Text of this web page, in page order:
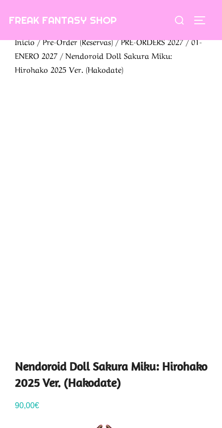
FREAK FANTASY SHOP Buscar:
Inicio/Pre-Order (Reservas)/PRE-ORDERS 2027/01-
ENERO 2027 / Nendoroid Doll Sakura Miku:
Hirohako 2025 Ver. (Hakodate)
Nendoroid Doll Sakura Miku: Hirohako
2025 Ver. (Hakodate)
90,00€